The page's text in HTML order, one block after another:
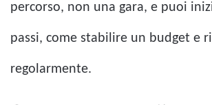
percorso, non una gara, e puoi
passi, come stabilire un budget e
regolarmente.